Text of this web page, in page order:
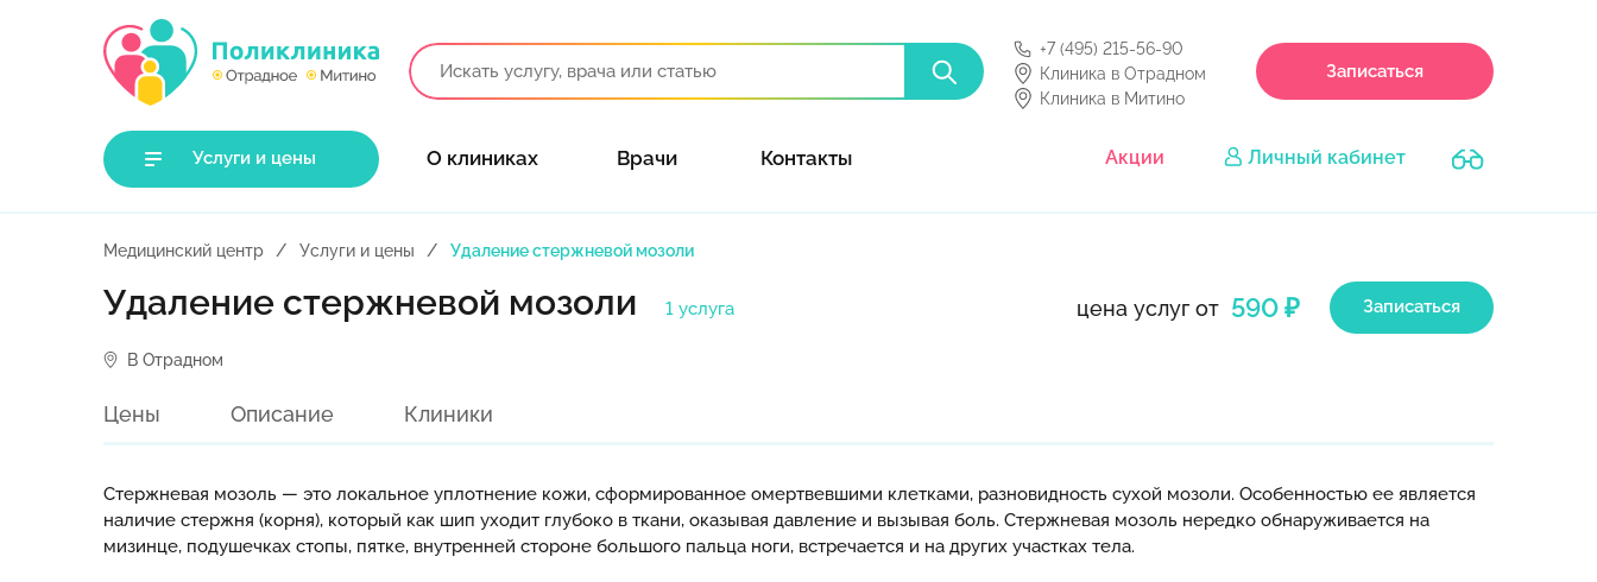
+7 (495) 215-56-90
Клиника в Отрадном
Клиника в Митино
Записаться
Услуги и цены О клиниках Врачи Контакты Акции Личный кабинет
Медицинский центр Услуги и цены Удаление стержневой мозоли
цена услуг от 590 ₽ Записаться
Удаление стержневой мозоли 1 услуга
В Отрадном
Цены Описание Клиники
Стержневая мозоль — это локальное уплотнение кожи, сформированное омертвевшими клетками, разновидность сухой мозоли. Особенностью ее является
наличие стержня (корня), который как шип уходит глубоко в ткани, оказывая давление и вызывая боль. Стержневая мозоль нередко обнаруживается на
мизинце, подушечках стопы, пятке, внутренней стороне большого пальца ноги, встречается и на других участках тела.